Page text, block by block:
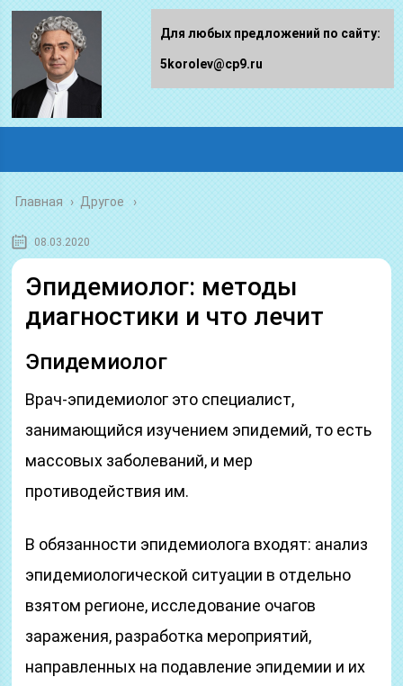
Главная › Другое
08.03.2020
Эпидемиолог: методы
диагностики и что лечит
Эпидемиолог
Врач-эпидемиолог это специалист,
занимающийся изучением эпидемий, то есть
массовых заболеваний, и мер
противодействия им.
В обязанности эпидемиолога входят: анализ
эпидемиологической ситуации в отдельно
взятом регионе, исследование очагов
заражения, разработка мероприятий,
направленных на подавление эпидемии и их
Для любых предложений по сайту:
5korolev@cp9.ru